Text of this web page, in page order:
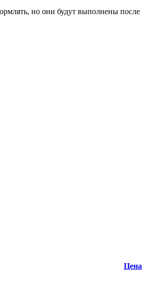
но они будут выполнены после
Цена